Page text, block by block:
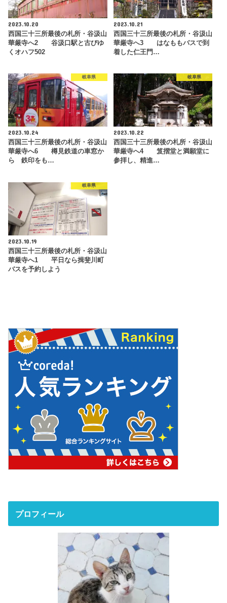
2023.10.20
西国三十三所最後の札所・谷汲山
華厳寺へ2 谷汲口駅と古びゆ
くオハフ502
2023.10.21
西国三十三所最後の札所・谷汲山
華厳寺へ3 はなももバスで到
着した仁王門…
岐阜県
2023.10.24
西国三十三所最後の札所・谷汲山
華厳寺へ6 樽見鉄道の車窓か
ら 鉄印をも…
岐阜県
2023.10.22
西国三十三所最後の札所・谷汲山
華厳寺へ4 笈摺堂と満願堂に
参拝し、精進…
岐阜県
2023.10.19
西国三十三所最後の札所・谷汲山
華厳寺へ1 平日なら揖斐川町
バスを予約しよう
プロフィール